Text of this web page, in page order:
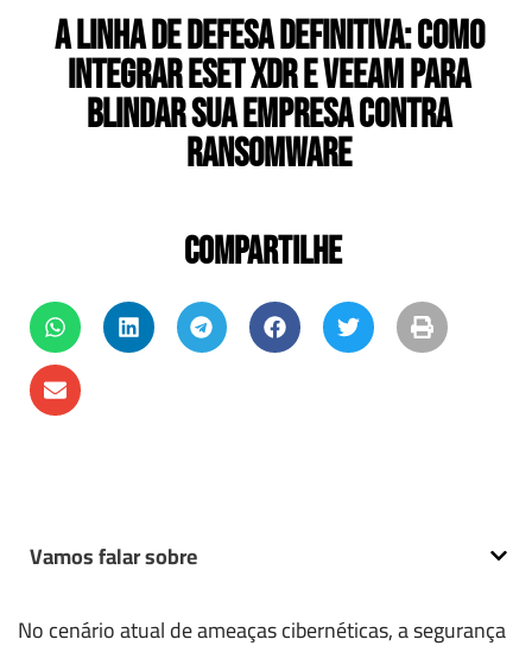
A Linha de Defesa Definitiva: Como
Integrar ESET XDR e Veeam para
Blindar sua Empresa Contra
Ransomware
COMPARTILHE
Vamos falar sobre
No cenário atual de ameaças cibernéticas, a segurança